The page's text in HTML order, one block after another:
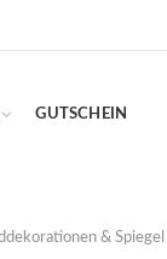
GUTSCHEIN
& Spiegel